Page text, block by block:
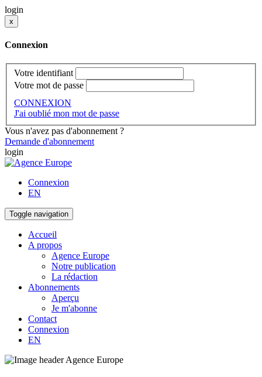
login
x
Connexion
Votre identifiant
Votre mot de passe
CONNEXION
J'ai oublié mon mot de passe
Vous n'avez pas d'abonnement ?
Demande d'abonnement
login
Connexion
EN
Toggle navigation
Accueil
A propos
Agence Europe
Notre publication
La rédaction
Abonnements
Aperçu
Je m'abonne
Contact
Connexion
EN